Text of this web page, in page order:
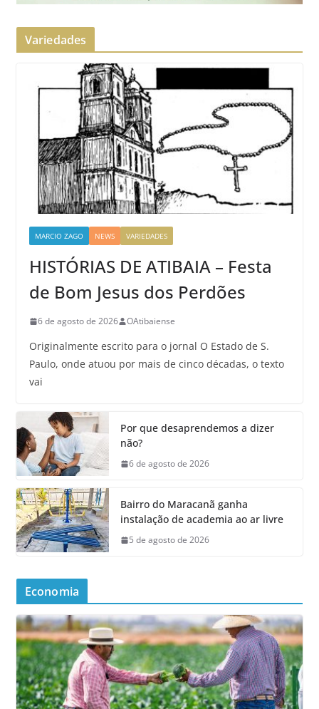
Variedades
MARCIO ZAGO NEWS VARIEDADES
HISTÓRIAS DE ATIBAIA – Festa
de Bom Jesus dos Perdões
6 de agosto de 2026 OAtibaiense
Originalmente escrito para o jornal O Estado de S.
Paulo, onde atuou por mais de cinco décadas, o texto
vai
Por que desaprendemos a dizer
não?
6 de agosto de 2026
Bairro do Maracanã ganha
instalação de academia ao ar livre
5 de agosto de 2026
Economia